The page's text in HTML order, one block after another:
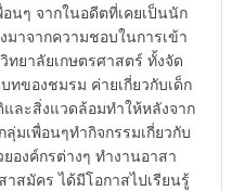
นๆ จากในอดีตที่เคยเป็นนัก
าจากความชอบในการเข้า
ทยาลัยเกษตรศาสตร์ ทั้งจัด
ของชมรม ค่ายเกี่ยวกับเด็ก
ละสิ่งแวดล้อมทำให้หลังจาก
มเพื่อนๆทำกิจกรรมเกี่ยวกับ
องค์กรต่างๆ ทำงานอาสา
สมัคร ได้มีโอกาสไปเรียนรู้